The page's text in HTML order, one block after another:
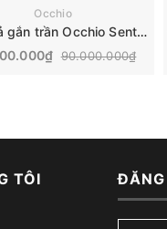
Occhio
Đèn thả gắn trần Occhio Sento sospeso
90.000.000₫
TÔI